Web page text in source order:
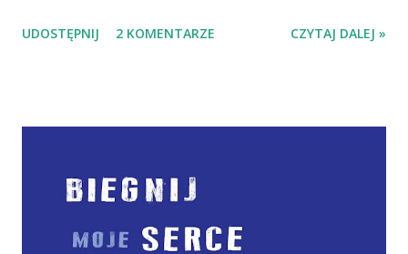
Lichu i jego dziecięcym podopiecznym czytam dwukrotnie.
tomów: Tajemnicy Niebożątka i Anioła z kamienia .* Licho
doświadczał Bożydar i marzy, tęskni, pragnie Przygody.
UDOSTĘPNIJ 2 KOMENTARZE CZYTAJ DALEJ »